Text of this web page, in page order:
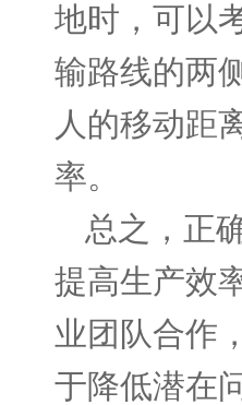
地时，可以
输路线的两
人的移动距
率。
总之，正
提高生产效
业团队合作
于降低潜在